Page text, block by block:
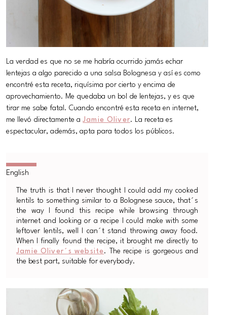
La verdad es que no se me habría ocurrido jamás echar
lentejas a algo parecido a una salsa Bolognesa y así es como
encontré esta receta, riquísima por cierto y encima de
aprovechamiento. Me quedaba un bol de lentejas, y es que
tirar me sabe fatal. Cuando encontré esta receta en internet,
me llevó directamente aJamie Oliver. La receta es
espectacular, además, apta para todos los públicos.
The truth is that I never thought I could add my cooked
lentils to something similar to a Bolognese sauce, that´s
the way I found this recipe while browsing through
internet and looking or a recipe I could make with some
leftover lentils, well I can´t stand throwing away food.
When I finally found the recipe, it brought me directly to
Jamie Oliver´s website. The recipe is gorgeous and
the best part, suitable for everybody.